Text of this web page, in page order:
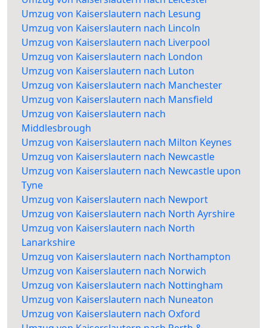
Umzug von Kaiserslautern nach Lesung
Umzug von Kaiserslautern nach Lincoln
Umzug von Kaiserslautern nach Liverpool
Umzug von Kaiserslautern nach London
Umzug von Kaiserslautern nach Luton
Umzug von Kaiserslautern nach Manchester
Umzug von Kaiserslautern nach Mansfield
Umzug von Kaiserslautern nach
Middlesbrough
Umzug von Kaiserslautern nach Milton Keynes
Umzug von Kaiserslautern nach Newcastle
Umzug von Kaiserslautern nach Newcastle upon
Tyne
Umzug von Kaiserslautern nach Newport
Umzug von Kaiserslautern nach North Ayrshire
Umzug von Kaiserslautern nach North
Lanarkshire
Umzug von Kaiserslautern nach Northampton
Umzug von Kaiserslautern nach Norwich
Umzug von Kaiserslautern nach Nottingham
Umzug von Kaiserslautern nach Nuneaton
Umzug von Kaiserslautern nach Oxford